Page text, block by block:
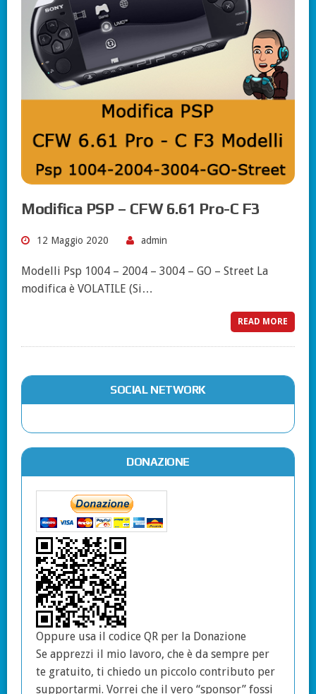
Modifica PSP – CFW 6.61 Pro-C F3
12 Maggio 2020 admin
Modelli Psp 1004 – 2004 – 3004 – GO – Street La
modifica è VOLATILE (Si…
READ MORE
SOCIAL NETWORK
DONAZIONE
Oppure usa il codice QR per la Donazione
Se apprezzi il mio lavoro, che è da sempre per
te gratuito, ti chiedo un piccolo contributo per
supportarmi. Vorrei che il vero “sponsor” fossi